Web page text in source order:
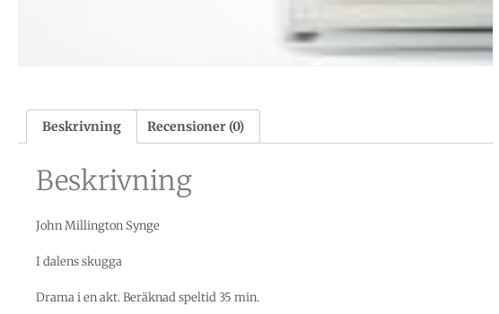
Beskrivning Recensioner (0)
Beskrivning
John Millington Synge
I dalens skugga
Drama i en akt. Beräknad speltid 35 min.